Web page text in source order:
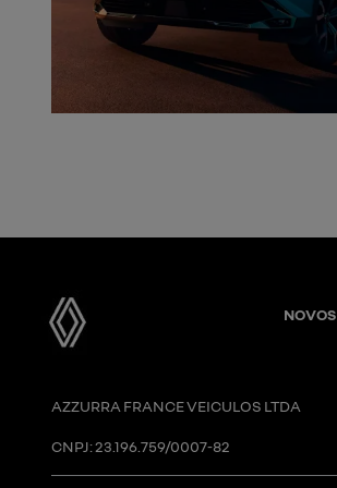
NOVOS
AZZURRA FRANCE VEICULOS LTDA
CNPJ: 23.196.759/0007-82